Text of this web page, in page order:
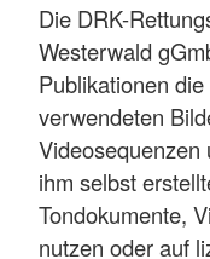
Die DRK-
Westerwald
Publikationen
verwendeten
Videosequenzen
ihm selbst
Tondokumente,
nutzen oder auf